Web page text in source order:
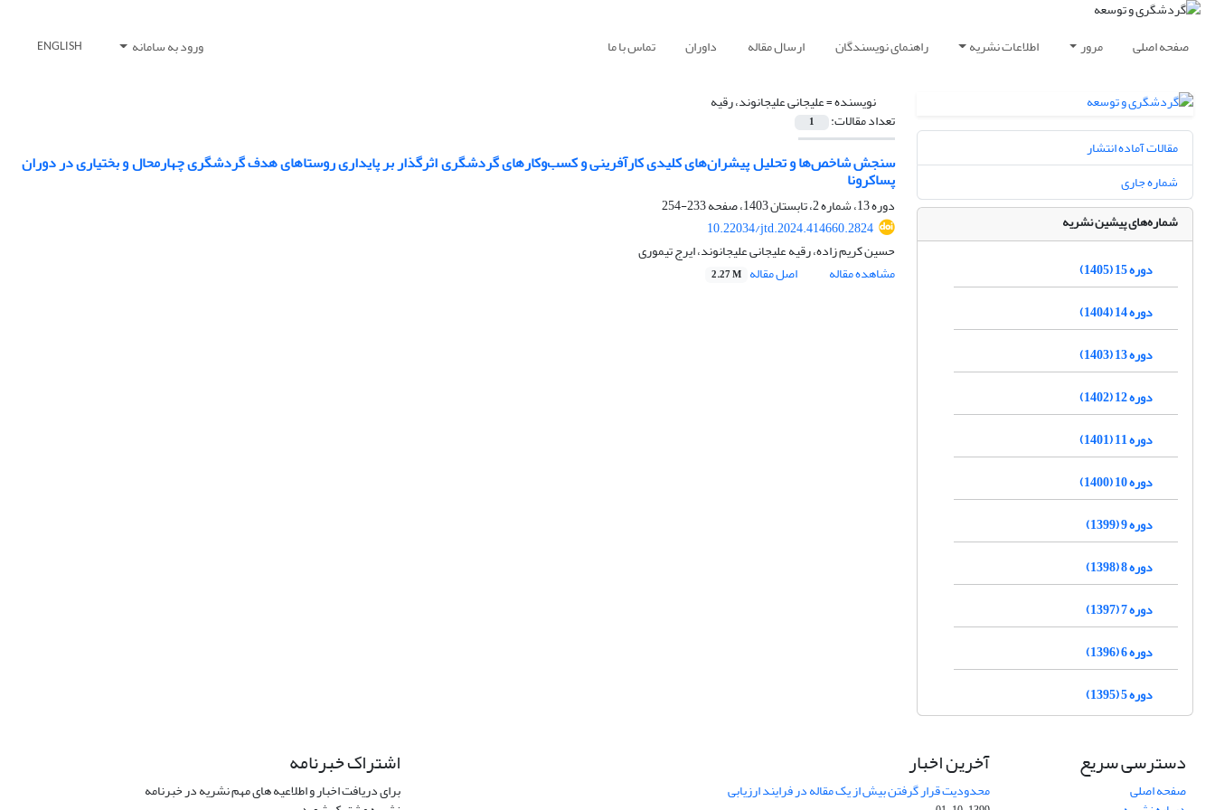
صفحه اصلی مرور اطلاعات نشریه راهنمای نویسندگان ارسال مقاله داوران تماس با ما ورود به سامانه ENGLISH
نویسنده =علیجانی علیجانوند، رقیه
تعداد مقالات: 1
سنجش شاخص‌ها و تحلیل پیشران‌های کلیدی کارآفرینی و کسب‌وکارهای گردشگری اثرگذار بر پایداری روستاهای هدف گردشگری چهارمحال و بختیاری در دوران
پساکرونا
دوره 13، شماره 2، تابستان 1403، صفحه
233-254
10.22034/jtd.2024.414660.2824
حسین کریم زاده، رقیه علیجانی علیجانوند، ایرج تیموری
مشاهده مقاله
اصل مقاله 2.27 M
مقالات آماده انتشار
شماره جاری
شماره‌های پیشین نشریه
دوره 15 (1405)
دوره 14 (1404)
دوره 13 (1403)
دوره 12 (1402)
دوره 11 (1401)
دوره 10 (1400)
دوره 9 (1399)
دوره 8 (1398)
دوره 7 (1397)
دوره 6 (1396)
دوره 5 (1395)
دسترسی سریع
صفحه اصلی
آخرین اخبار
محدودیت قرار گرفتن بیش از یک مقاله در فرایند ارزیابی
اشتراک خبرنامه
برای دریافت اخبار و اطلاعیه های مهم نشریه در خبرنامه